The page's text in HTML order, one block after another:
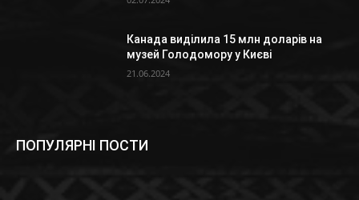
Канада виділила 15 млн доларів на
музей Голодомору у Києві
21.06.2024
ПОПУЛЯРНІ ПОСТИ